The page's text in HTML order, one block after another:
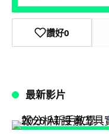
讚好0
最新影片